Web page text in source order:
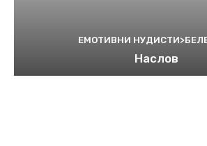
ЕМОТИВНИ
Наслов